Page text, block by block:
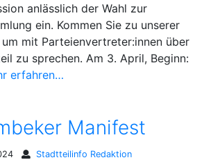
anlässlich der Wahl zur
ein. Kommen Sie zu unserer
mit Parteienvertreter:innen über
zu sprechen. Am 3. April, Beginn:
erfahren…
Manifest
Stadtteilinfo Redaktion